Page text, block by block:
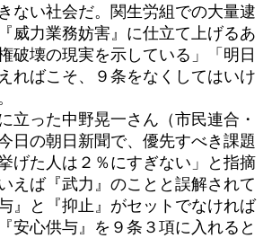
ない社会だ。関生労組での大量逮
威力業務妨害』に仕立て上げるあ
破壊の現実を示している」「明日
ればこそ、９条をなくしてはいけ
立った中野晃一さん（市民連合・
日の朝日新聞で、優先すべき課題
げた人は２％にすぎない」と指摘
えば『武力』のことと誤解されて
』と『抑止』がセットでなければ
安心供与』を９条３項に入れると